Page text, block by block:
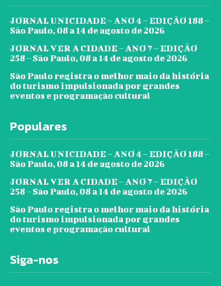
JORNAL UNICIDADE – ANO 4 – EDIÇÃO 188 –
São Paulo, 08 a 14 de agosto de 2026
JORNAL VER A CIDADE – ANO 7 – EDIÇÃO
258 – São Paulo, 08 a 14 de agosto de 2026
São Paulo registra o melhor maio da história
do turismo impulsionada por grandes
eventos e programação cultural
Populares
JORNAL UNICIDADE – ANO 4 – EDIÇÃO 188 –
São Paulo, 08 a 14 de agosto de 2026
JORNAL VER A CIDADE – ANO 7 – EDIÇÃO
258 – São Paulo, 08 a 14 de agosto de 2026
São Paulo registra o melhor maio da história
do turismo impulsionada por grandes
eventos e programação cultural
Siga-nos